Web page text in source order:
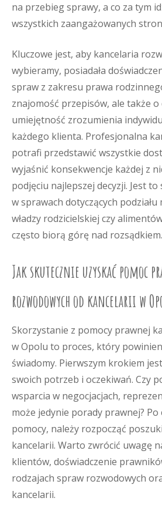
na przebieg sprawy, a co za tym
wszystkich zaangażowanych
Kluczowe jest, aby kancelaria
wybieramy, posiadała
spraw z zakresu prawa
znajomość przepisów, ale także o
umiejętność zrozumienia
każdego klienta. Profesjonalna
potrafi przedstawić wszystkie
wyjaśnić konsekwencje każdej z
podjęciu najlepszej decyzji. Jest
w sprawach dotyczących
władzy rodzicielskiej czy
często biorą górę nad rozsądkiem.
Jak skutecznie uzyskać pomoc
rozwodowych od kancelarii w
Skorzystanie z pomocy prawnej
w Opolu to proces, który
świadomy. Pierwszym krokiem
swoich potrzeb i oczekiwań. Czy
wsparcia w negocjacjach,
może jedynie porady prawnej?
pomocy, należy rozpocząć
kancelarii. Warto zwrócić uwagę
klientów, doświadczenie
rodzajach spraw rozwodowych
kancelarii.